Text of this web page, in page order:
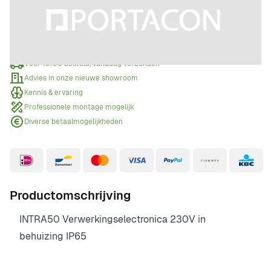
Offerte aanvragen
Wanneer een offerte aanvragen?
Voor 15:00 besteld, vandaag verzonden
Advies in onze nieuwe showroom
Kennis & ervaring
Professionele montage mogelijk
Diverse betaalmogelijkheden
Productomschrijving
INTRA50 Verwerkingselectronica 230V in
behuizing IP65